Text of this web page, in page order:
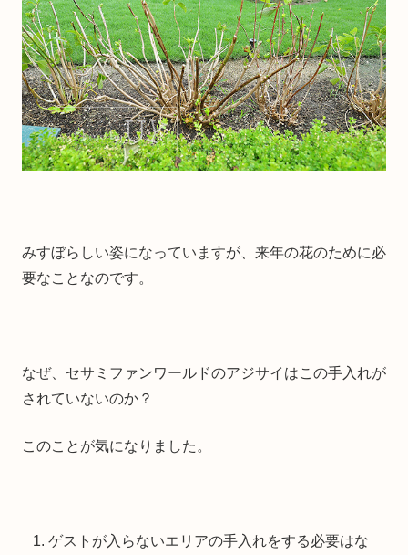
みすぼらしい姿になっていますが、来年の花のために必
要なことなのです。
なぜ、セサミファンワールドのアジサイはこの手入れが
されていないのか？
このことが気になりました。
ゲストが入らないエリアの手入れをする必要はな